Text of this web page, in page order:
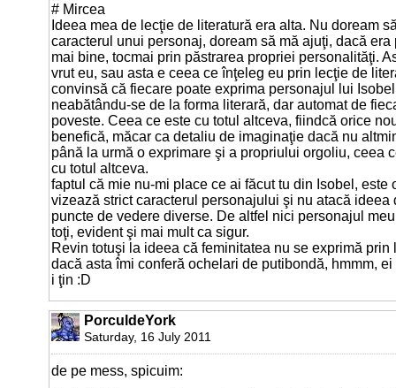
# Mircea
Ideea mea de lecţie de literatură era alta. Nu doream
caracterul unui personaj, doream să mă ajuţi, dacă
mai bine, tocmai prin păstrarea propriei personalităţi.
vrut eu, sau asta e ceea ce înţeleg eu prin lecţie de
convinsă că fiecare poate exprima personajul lui
neabătându-se de la forma literară, dar automat de
poveste. Ceea ce este cu totul altceva, fiindcă orice
benefică, măcar ca detaliu de imaginaţie dacă nu
până la urmă o exprimare şi a propriului orgoliu, ceea
cu totul altceva.
faptul că mie nu-mi place ce ai făcut tu din Isobel, este
vizează strict caracterul personajului şi nu atacă ideea
puncte de vedere diverse. De altfel nici personajul
toţi, evident şi mai mult ca sigur.
Revin totuşi la ideea că feminitatea nu se exprimă prin
dacă asta îmi conferă ochelari de putibondă, hmmm,
i ţin :D
PorculdeYork
Saturday, 16 July 2011
de pe mess, spicuim: